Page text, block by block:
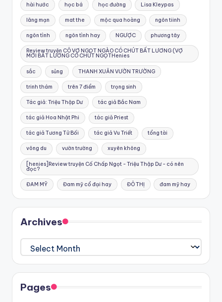
hài hước học bá học đường Lisa Kleypas
lãng mạn mat the mộc qua hoàng ngôn tiinh
ngôn tình ngôn tình hay NGƯỢC phương tây
Review truyện CÔ VỢ NGỌT NGÀO CÓ CHÚT BẤT LƯƠNG (VỢ
MỚI BẤT LƯƠNG CÓ CHÚT NGỌTHenies
sắc sủng THANH XUÂN VƯỜN TRƯỜNG
trinh thám trên 7 điểm trọng sinh
Tác giả: Triệu Thập Dư tác giả Bắc Nam
tác giả Hoa Nhật Phi tác giả Priest
tác giả Tương Tử Bối tác giả Vu Triết tổng tài
võng du vườn trường xuyên không
[henies]Review truyện Cố Chấp Ngọt - Triệu Thập Dư - có nên
đọc?
ĐAM MỸ Đam mỹ cổ đại hay ĐÔ THỊ đam mỹ hay
Archives
Archives
Pages